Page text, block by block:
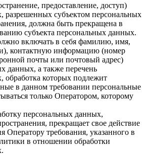
предоставление, доступ)
разрешенных субъектом персональных
должна быть прекращена в
субъекта персональных данных.
включать в себя фамилию, имя,
контактную информацию (номер
почты или почтовый адрес)
данных, а также перечень
обработка которых подлежит
в данном требовании персональные
только Оператором, которому
персональных данных,
прекращает свое действие
Оператору требования, указанного в
в отношении обработки